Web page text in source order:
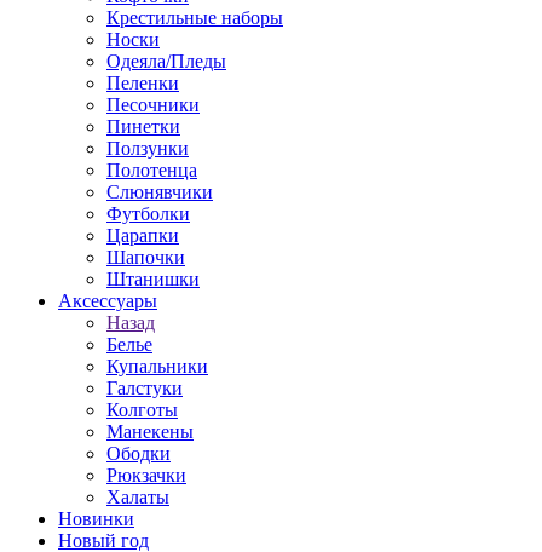
Крестильные наборы
Носки
Одеяла/Пледы
Пеленки
Песочники
Пинетки
Ползунки
Полотенца
Слюнявчики
Футболки
Царапки
Шапочки
Штанишки
Аксессуары
Назад
Белье
Купальники
Галстуки
Колготы
Манекены
Ободки
Рюкзачки
Халаты
Новинки
Новый год